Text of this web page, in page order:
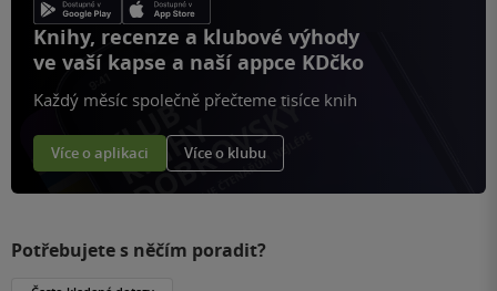
Knihy, recenze a klubové výhody
ve vaší kapse a naší appce KDčko
Každý měsíc společně přečteme tisíce knih
Více o aplikaci Více o klubu
Potřebujete s něčím poradit?